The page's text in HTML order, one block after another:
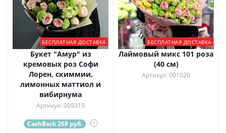
БЕСПЛАТНАЯ ДОСТАВКА
Букет "Амур" из
кремовых роз Софи
Лорен, скиммии,
лимонных маттиол и
вибирнума
Артикул: 009310
CashBack 268 руб. ?
БЕСПЛАТНАЯ ДОСТАВКА
Лаймовый микс 101 роза
(40 см)
Артикул: 001020